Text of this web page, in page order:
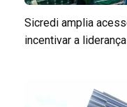
Sicredi amplia
incentivar a